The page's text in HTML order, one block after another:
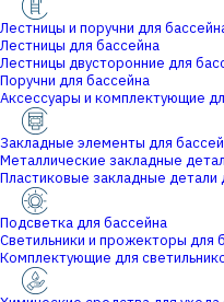
Лестницы и поручни для
Лестницы для бассейна
Лестницы двусторонние для
Поручни для бассейна
Аксессуары и комплектующие
Закладные элементы для
Металлические закладные
Пластиковые закладные детали
Подсветка для бассейна
Светильники и прожекторы для
Комплектующие для